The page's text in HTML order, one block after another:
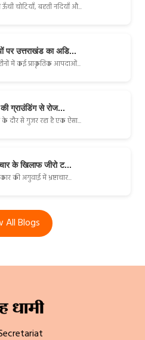
चोटियाँ, बहती नदियाँ औ...
पर उत्तराखंड का अडि...
में कई प्राकृतिक आपदाओं...
ग्राउंडिंग से रोज...
दौर से गुजर रहा है एक ऐसा...
के खिलाफ जीरो ट...
की अगुवाई में भ्रष्टाचार...
All Blogs